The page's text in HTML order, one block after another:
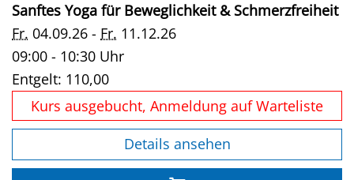
Sanftes Yoga für Beweglichkeit & Schmerzfreiheit
Fr. 04.09.26 - Fr. 11.12.26
09:00 - 10:30 Uhr
Entgelt: 110,00
Kurs ausgebucht, Anmeldung auf Warteliste
Details ansehen